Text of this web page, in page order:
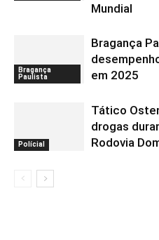
Mundial
Bragança
Paulista
Bragança
em 2025
Polícial
Tático
drogas
Rodovia